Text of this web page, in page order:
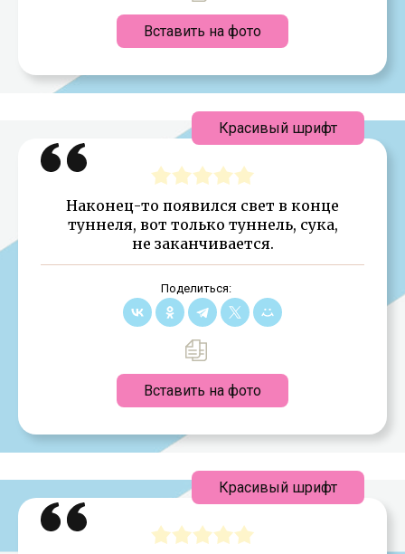
Вставить на фото
Наконец-то появился свет в конце
туннеля, вот только туннель, сука,
не заканчивается.
Поделиться:
Вставить на фото
Красивый шрифт
Красивый шрифт